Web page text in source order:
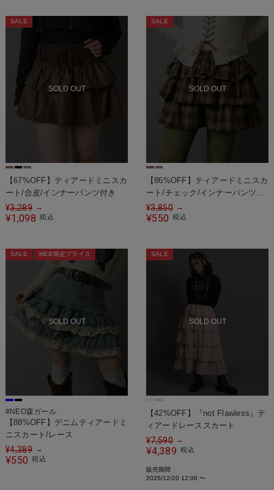
SOLD OUT
SALE
【67%OFF】ティアードミニスカ
ート/合皮/インナーパンツ付き
¥3,289 →
¥1,098 税込
SOLD OUT
SALE
【86%OFF】ティアードミニスカ
ート/チェック/インナーパンツ付
き
¥3,850 →
¥550 税込
SOLD OUT
SALE WEB限定プライス
#NEO森ガール
【88%OFF】デニムティアードミ
ニスカート/レース
¥4,389 →
¥550 税込
SOLD OUT
SALE
【42%OFF】『not Flawless』テ
ィアードレーススカート
¥7,590 →
¥4,389 税込
販売期間
2025/12/20 12:00 〜